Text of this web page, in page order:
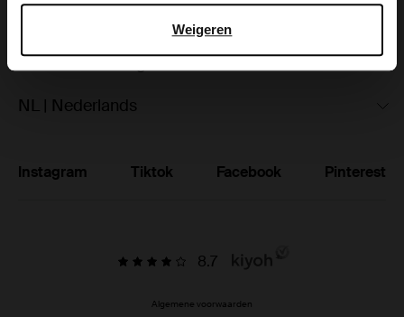
Weigeren
Studentenkorting
NL | Nederlands
Instagram Tiktok Facebook Pinterest
8.7
Algemene voorwaarden